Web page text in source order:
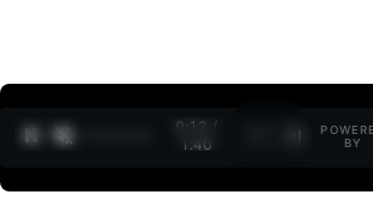
0:13 /
1:40
BY